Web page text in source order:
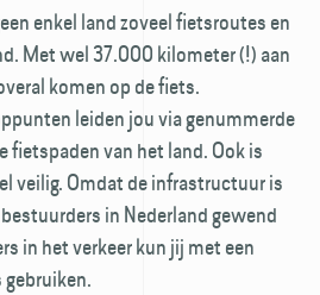
enkel land zoveel fietsroutes en
Met wel 37.000 kilometer (!) aan
komen op de fiets.
leiden jou via genummerde
fietspaden van het land. Ook is
veilig. Omdat de infrastructuur is
in Nederland gewend
in het verkeer kun jij met een